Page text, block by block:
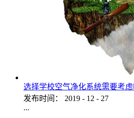
选择学校空气净化系统需要考
发布时间：
2019 - 12 - 27
...